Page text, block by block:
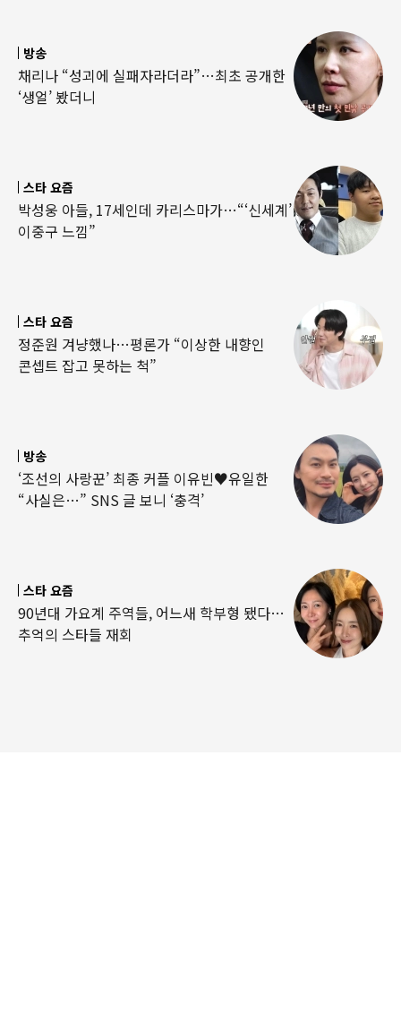
방송
채리나 “성괴에 실패자라더라”…최초 공개한
‘생얼’ 봤더니
스타 요즘
박성웅 아들, 17세인데 카리스마가…“‘신세계’
이중구 느낌”
스타 요즘
정준원 겨냥했나…평론가 “이상한 내향인
콘셉트 잡고 못하는 척”
방송
‘조선의 사랑꾼’ 최종 커플 이유빈♥유일한
“사실은…” SNS 글 보니 ‘충격’
스타 요즘
90년대 가요계 주역들, 어느새 학부형 됐다…
추억의 스타들 재회